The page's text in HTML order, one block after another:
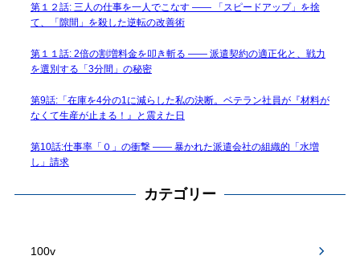
第１２話: 三人の仕事を一人でこなす —— 「スピードアップ」を捨
て、「隙間」を殺した逆転の改善術
第１１話: 2倍の割増料金を叩き斬る —— 派遣契約の適正化と、戦力
を選別する「3分間」の秘密
第9話:「在庫を4分の1に減らした私の決断。ベテラン社員が『材料が
なくて生産が止まる！』と震えた日
第10話:仕事率「０」の衝撃 —— 暴かれた派遣会社の組織的「水増
し」請求
カテゴリー
100v